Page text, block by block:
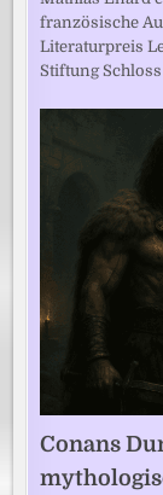
französische
Literaturpreis
Stiftung
Conans